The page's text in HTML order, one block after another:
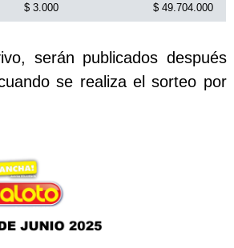
$ 3.000 $ 49.704.000
serán publicados después
se realiza el sorteo por